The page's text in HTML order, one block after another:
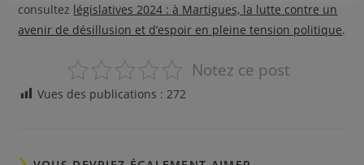
consultez législatives 2024 : à Martigues, la lutte contre un
avenir de désillusion et d’espoir en pleine tension politique.
Notez ce post
Vues des publications : 272